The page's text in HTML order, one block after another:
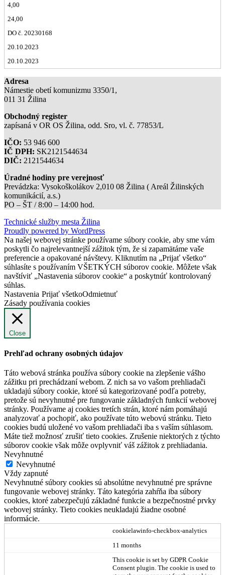
4,00
24,00
DO č. 20230168
20.10.2023
20.10.2023
Adresa
Námestie obetí komunizmu 3350/1,
011 31 Žilina
Obchodný register
zapísaná v OR OS Žilina, odd. Sro, vl. č. 77853/L
IČO: 53 946 600
IČ DPH: SK2121544634
DIČ: 2121544634
Úradné hodiny pre verejnosť
Prevádzka: Vysokoškolákov 2,010 08 Žilina ( Areál Žilinských
komunikácií, a.s.)
PO – ŠT / 8:00 – 14:00 hod.
Technické služby mesta Žilina
Proudly powered by WordPress
Na našej webovej stránke používame súbory cookie, aby sme vám
poskytli čo najrelevantnejší zážitok tým, že si zapamätáme vaše
preferencie a opakované návštevy. Kliknutím na „Prijať všetko“
súhlasíte s používaním VŠETKÝCH súborov cookie. Môžete však
navštíviť „Nastavenia súborov cookie“ a poskytnúť kontrolovaný
súhlas.
Nastavenia Prijať všetkoOdmietnuť
Zásady používania cookies
Close
Prehľad ochrany osobných údajov
Táto webová stránka používa súbory cookie na zlepšenie vášho
zážitku pri prechádzaní webom. Z nich sa vo vašom prehliadači
ukladajú súbory cookie, ktoré sú kategorizované podľa potreby,
pretože sú nevyhnutné pre fungovanie základných funkcií webovej
stránky. Používame aj cookies tretích strán, ktoré nám pomáhajú
analyzovať a pochopiť, ako používate túto webovú stránku. Tieto
cookies budú uložené vo vašom prehliadači iba s vaším súhlasom.
Máte tiež možnosť zrušiť tieto cookies. Zrušenie niektorých z týchto
súborov cookie však môže ovplyvniť váš zážitok z prehliadania.
Nevyhnutné
Nevyhnutné
Vždy zapnuté
Nevyhnutné súbory cookies sú absolútne nevyhnutné pre správne
fungovanie webovej stránky. Táto kategória zahŕňa iba súbory
cookies, ktoré zabezpečujú základné funkcie a bezpečnostné prvky
webovej stránky. Tieto cookies neukladajú žiadne osobné
informácie.
cookielawinfo-checkbox-analytics
11 months
This cookie is set by GDPR Cookie
Consent plugin. The cookie is used to